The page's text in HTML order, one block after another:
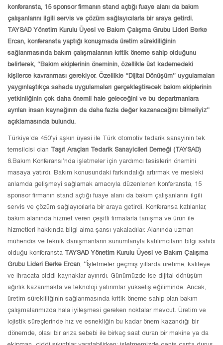
konferansta, 15 sponsor firmanın stand açtığı fuaye alanı da bakım
çalışanlarını ilgili servis ve çözüm sağlayıcılarla bir araya getirdi.
TAYSAD Yönetim Kurulu Üyesi ve Bakım Çalışma Grubu Lideri Berke
Ercan, konferansta yaptığı konuşmada üretim sürekliliğinin
sağlanmasında bakım çalışmalarının kritik öneme sahip olduğunu
belirterek, “Bakım ekiplerinin öneminin, özellikle üst kademedeki
kişilerce kavranması gerekiyor. Özellikle “Dijital Dönüşüm” uygulamaları
yaygınlaştıkça sahada uygulamaları gerçekleştirecek bakım ekiplerinin
yetkinliğinin çok daha önemli hale geleceğini ve bu departmanlara
ayrılan insan kaynağının da daha fazla değer kazanacağını bilmeliyiz”
açıklamasında bulundu.
Türkiye’de 450’yi aşkın üyesi ile Türk otomotiv tedarik sanayinin tek
temsilcisi olan Taşıt Araçları Tedarik Sanayicileri Derneği (TAYSAD)
6.Bakım Konferansı’nda işletmeler için yardımcı tesislerin önemini
masaya yatırdı. Bakım konusundaki farkındalığı artırmak ve mesleki
anlamda gelişmeyi sağlamak amacıyla düzenlenen konferansta, 15
sponsor firmanın stand açtığı fuaye alanı da bakım çalışanlarını ilgili
servis ve çözüm sağlayıcılarla bir araya getirdi. Konferansa katılanlar,
bakım alanında hizmet veren çeşitli firmalarla tanışma ve ürün ile
hizmetleri hakkında bilgi alma şansı yakaladılar. Alanında uzman
mühendis ve teknik danışmanların sunumlarıyla katılımcıların bilgi sahibi
olduğu konferansta TAYSAD Yönetim Kurulu Üyesi ve Bakım Çalışma
Grubu Lideri Berke Ercan, “İşletmeler geçmiş yıllarda üretime, kaliteye
ve ihracata ciddi kaynaklar ayırırdı. Günümüzde ise dijital dönüşüm
ağırlık kazanmakta ve teknoloji yatırımlar yükseliş eğiliminde. Ancak,
üretim sürekliliğinin sağlanmasında kritik öneme sahip olan bakım
çalışmalarımızda hala iyileşmesi gereken noktalar mevcut. Üretim ve
lojistik süreçlerinde hız ve esnekliğin bu kadar önem kazandığı bir
dönemde, olası bir arıza sebebi ile birkaç saat duran bir makine ya da